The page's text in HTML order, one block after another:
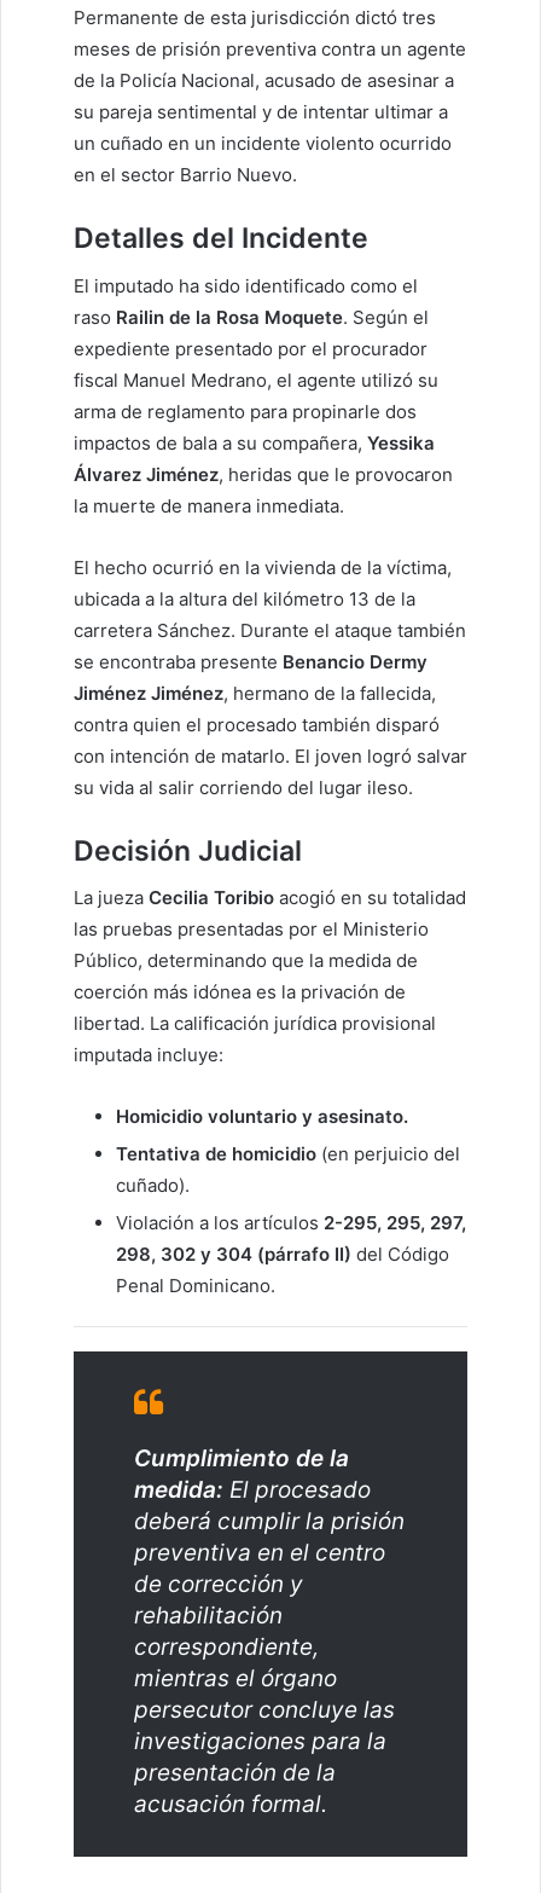
Permanente de esta jurisdicción dictó tres
meses de prisión preventiva contra un agente
de la Policía Nacional, acusado de asesinar a
su pareja sentimental y de intentar ultimar a
un cuñado en un incidente violento ocurrido
en el sector Barrio Nuevo.
Detalles del Incidente
El imputado ha sido identificado como el
raso Railin de la Rosa Moquete. Según el
expediente presentado por el procurador
fiscal Manuel Medrano, el agente utilizó su
arma de reglamento para propinarle dos
impactos de bala a su compañera, Yessika
Álvarez Jiménez, heridas que le provocaron
la muerte de manera inmediata.
El hecho ocurrió en la vivienda de la víctima,
ubicada a la altura del kilómetro 13 de la
carretera Sánchez. Durante el ataque también
se encontraba presente Benancio Dermy
Jiménez Jiménez, hermano de la fallecida,
contra quien el procesado también disparó
con intención de matarlo. El joven logró salvar
su vida al salir corriendo del lugar ileso.
Decisión Judicial
La jueza Cecilia Toribio acogió en su totalidad
las pruebas presentadas por el Ministerio
Público, determinando que la medida de
coerción más idónea es la privación de
libertad. La calificación jurídica provisional
imputada incluye:
Homicidio voluntario y asesinato.
Tentativa de homicidio (en perjuicio del
cuñado).
Violación a los artículos 2-295, 295, 297,
298, 302 y 304 (párrafo II) del Código
Penal Dominicano.
Cumplimiento de la
medida: El procesado
deberá cumplir la prisión
preventiva en el centro
de corrección y
rehabilitación
correspondiente,
mientras el órgano
persecutor concluye las
investigaciones para la
presentación de la
acusación formal.